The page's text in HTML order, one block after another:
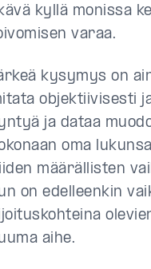
kyllä monissa
varaa.
kysymys on
objektiivisesti
ja dataa
oma
määrällisten
on edelleenkin
aihe.